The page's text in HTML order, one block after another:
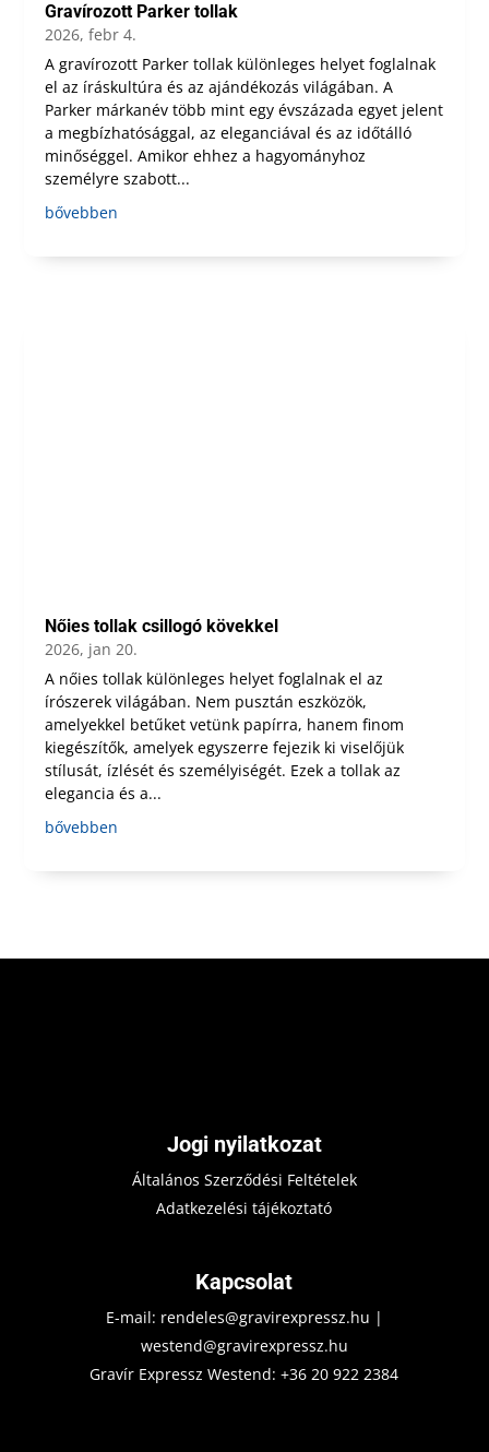
Gravírozott Parker tollak
2026, febr 4.
A gravírozott Parker tollak különleges helyet foglalnak
el az íráskultúra és az ajándékozás világában. A
Parker márkanév több mint egy évszázada egyet jelent
a megbízhatósággal, az eleganciával és az időtálló
minőséggel. Amikor ehhez a hagyományhoz
személyre szabott...
bővebben
Nőies tollak csillogó kövekkel
2026, jan 20.
A nőies tollak különleges helyet foglalnak el az
írószerek világában. Nem pusztán eszközök,
amelyekkel betűket vetünk papírra, hanem finom
kiegészítők, amelyek egyszerre fejezik ki viselőjük
stílusát, ízlését és személyiségét. Ezek a tollak az
elegancia és a...
bővebben
Jogi nyilatkozat
Általános Szerződési Feltételek
Adatkezelési tájékoztató
Kapcsolat
E-mail: rendeles@gravirexpressz.hu |
westend@gravirexpressz.hu
Gravír Expressz Westend:+36 20 922 2384